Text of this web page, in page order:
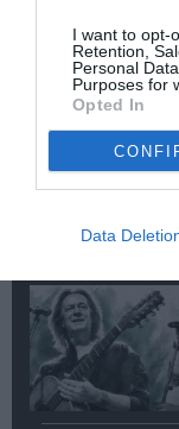
I want to opt-
Retention,
Personal
Purposes for
Opted In
Data
Άλκηστις,
Ευριπίδη σε
σκηνοθεσία
στα